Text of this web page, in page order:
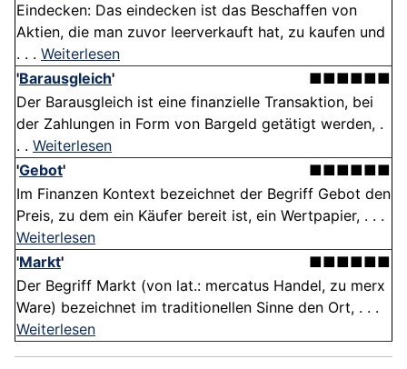
Eindecken: Das eindecken ist das Beschaffen von
Aktien, die man zuvor leerverkauft hat, zu kaufen und
. . . Weiterlesen
'Barausgleich'
■■■■■■
Der Barausgleich ist eine finanzielle Transaktion, bei
der Zahlungen in Form von Bargeld getätigt werden, .
. . Weiterlesen
'Gebot'
■■■■■■
Im Finanzen Kontext bezeichnet der Begriff Gebot den
Preis, zu dem ein Käufer bereit ist, ein Wertpapier, . . .
Weiterlesen
'Markt'
■■■■■■
Der Begriff Markt (von lat.: mercatus Handel, zu merx
Ware) bezeichnet im traditionellen Sinne den Ort, . . .
Weiterlesen